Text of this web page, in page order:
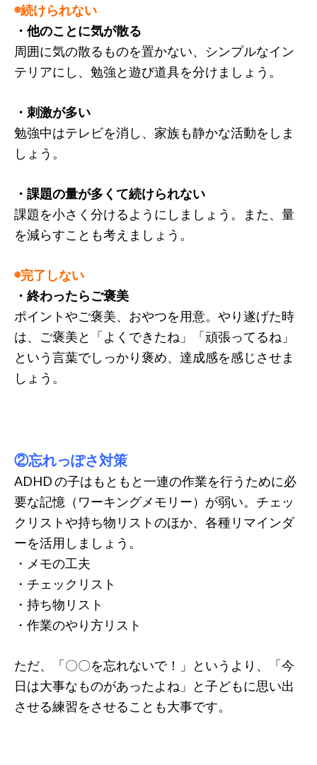
◉続けられない
・他のことに気が散る
周囲に気の散るものを置かない、シンプルなイン
テリアにし、勉強と遊び道具を分けましょう。
・刺激が多い
勉強中はテレビを消し、家族も静かな活動をしま
しょう。
・課題の量が多くて続けられない
課題を小さく分けるようにしましょう。また、量
を減らすことも考えましょう。
◉完了しない
・終わったらご褒美
ポイントやご褒美、おやつを用意。やり遂げた時
は、ご褒美と「よくできたね」「頑張ってるね」
という言葉でしっかり褒め、達成感を感じさせま
しょう。
②忘れっぽさ対策
ADHD の子はもともと一連の作業を行うために必
要な記憶（ワーキングメモリー）が弱い。チェッ
クリストや持ち物リストのほか、各種リマインダ
ーを活用しましょう。
・メモの工夫
・チェックリスト
・持ち物リスト
・作業のやり方リスト
ただ、「〇〇を忘れないで！」というより、「今
日は大事なものがあったよね」と子どもに思い出
させる練習をさせることも大事です。